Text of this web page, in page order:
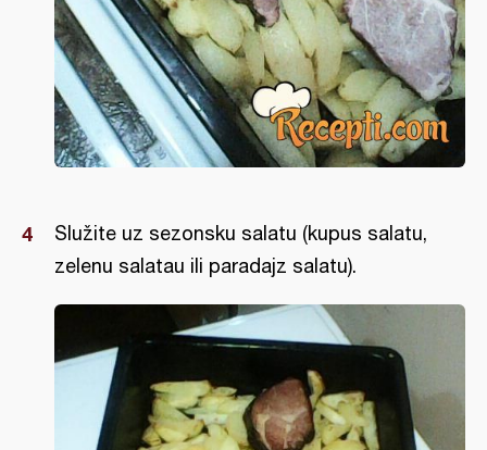
Služite uz sezonsku salatu (kupus salatu,
zelenu salatau ili paradajz salatu).